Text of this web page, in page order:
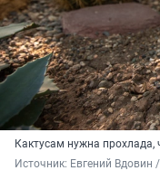
Кактусам нужна
Источник: Евгений Вдовин